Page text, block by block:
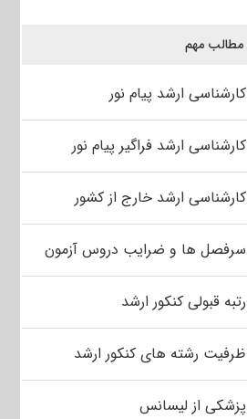
مطالب مهم
کارشناسی ارشد پیام نور
کارشناسی ارشد فراگیر پیام نور
کارشناسی ارشد خارج از کشور
سرفصل ها و ضرایب دروس آزمون
رتبه قبولی کنکور ارشد
ظرفیت رشته های کنکور ارشد
پزشکی از لیسانس